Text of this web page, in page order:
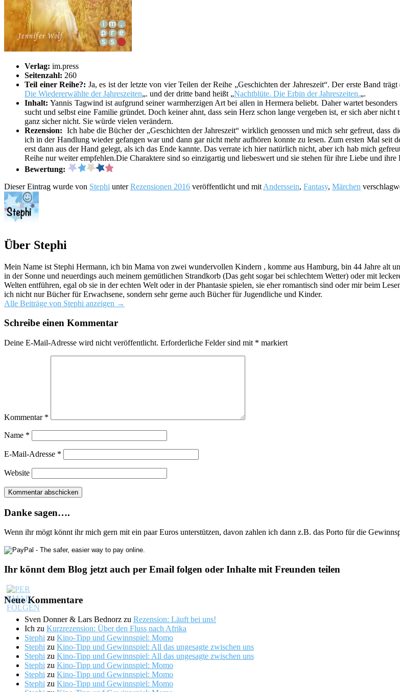
Verlag: im.press
Seitenzahl: 260
Teil einer Reihe?: Ja, es ist der letzte von vier Teilen der Reihe „Geschichten der Jahreszeit“. Der erste Band
Die Wiedererwählte der Jahreszeiten„. und der dritte band heißt „Nachtblüte. Die Erbin der Jahreszeiten.„.
Inhalt:Yannis Tagwind ist aufgrund seiner warmherzigen Art bei allen in Hermera beliebt. Daher wartet
sucht und selbst eine Familie gründet. Doch keiner ahnt, dass sein Herz schon lange vergeben ist, er sich aber
ganz sicher nicht. Sie würde vielen verändern.
Rezension: Ich habe die Bücher der „Geschichten der Jahreszeit“ wirklich genossen und mich sehr gefreut,
ich in der Handlung wieder gefangen war und dann gar nicht mehr aufhören konnte zu lesen. Zum ersten Mal seit
erst dann aus der Hand gelegt, als ich das Ende kannte. Das verrate ich hier natürlich nicht, aber ich hab mich
Reihe nur weiter empfehlen.Die Charaktere sind so einzigartig und liebeswert und sie stehen für ihre Liebe und
Bewertung:
Dieser Eintrag wurde von Stephi unterRezensionen 2016 veröffentlicht und mit Anderssein, Fantasy, Märchen
Über Stephi
Mein Name ist Stephi Hermann, ich bin Mama von zwei wundervollen Kindern , komme aus Hamburg, bin 44 Jahre alt
in der Sonne und neuerdings auch meinem gemütlichen Strandkorb (Das geht sogar bei schlechtem Wetter) oder mit
Welten entführen, egal ob sie in der echten Welt oder in der Phantasie spielen, sie eher romantisch sind oder mir beim
ich nicht nur Bücher für Erwachsene, sondern sehr gerne auch Bücher für Jugendliche und Kinder.
Alle Beiträge von Stephi anzeigen →
Schreibe einen Kommentar
Deine E-Mail-Adresse wird nicht veröffentlicht. Erforderliche Felder sind mit * markiert
Kommentar *
Name *
E-Mail-Adresse *
Website
Danke sagen….
Wenn ihr mögt könnt ihr mich gern mit ein paar Euros unterstützen, davon zahlen ich dann z.B. das Porto für die
Ihr könnt dem Blog jetzt auch per Email folgen oder Inhalte mit Freunden teilen
Neue Kommentare
Sven Donner & Lars Bednorz zu Rezension: Läuft bei uns!
Ich zu Kurzrezension: Über den Fluss nach Afrika
Stephi zu Kino-Tipp und Gewinnspiel: Momo
Stephi zu Kino-Tipp und Gewinnspiel: All das ungesagte zwischen uns
Stephi zu Kino-Tipp und Gewinnspiel: All das ungesagte zwischen uns
Stephi zu Kino-Tipp und Gewinnspiel: Momo
Stephi zu Kino-Tipp und Gewinnspiel: Momo
Stephi zu Kino-Tipp und Gewinnspiel: Momo